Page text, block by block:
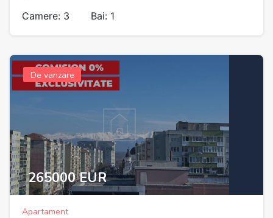
Camere: 3 Bai: 1
De vanzare
265000 EUR
Apartament